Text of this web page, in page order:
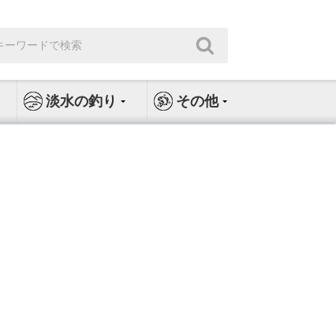
淡水の釣り その他